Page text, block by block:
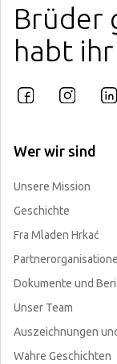
Brüder
habt
Wer wir sind
Unsere Mission
Geschichte
Fra Mladen Hrkać
Dokumente und
Unser Team
Auszeichnungen
Wahre Geschichten